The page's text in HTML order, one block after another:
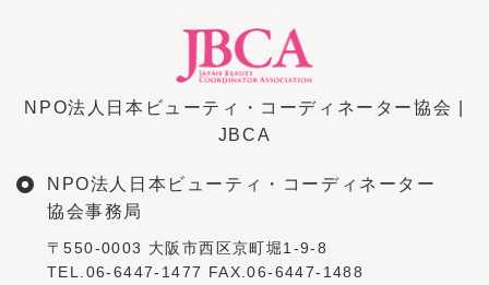
NPO法人日本ビューティ・コーディネーター協会 |
JBCA
NPO法人日本ビューティ・コーディネーター
協会事務局
〒550-0003 大阪市西区京町堀1-9-8
TEL.06-6447-1477 FAX.06-6447-1488